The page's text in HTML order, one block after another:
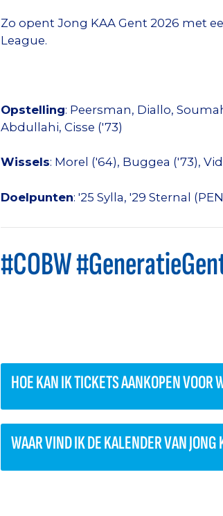
Zo opent Jong KAA Gent 2026 met
League.
Opstelling: Peersman, Diallo,
Abdullahi, Cisse ('73)
Wissels: Morel ('64), Buggea ('73),
Doelpunten: '25 Sylla, '29 Sternal
#COBW
HOE KAN IK TICKETS AANKOPEN VOOR
WAAR VIND IK DE KALENDER VAN JONG